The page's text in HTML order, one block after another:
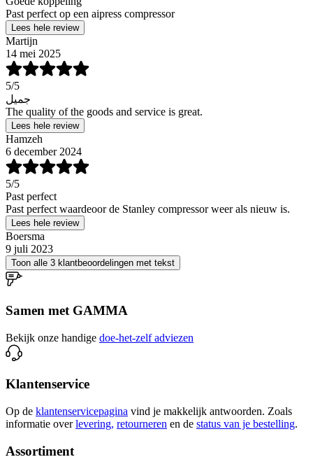
Past perfect op een aipress compressor
Lees hele review
Martijn
14 mei 2025
5/5
جميل
The quality of the goods and service is great.
Lees hele review
Hamzeh
6 december 2024
5/5
Past perfect
Past perfect waardeoor de Stanley compressor weer als nieuw is.
Lees hele review
Boersma
9 juli 2023
Toon alle 3 klantbeoordelingen met tekst
Samen met GAMMA
Bekijk onze handige doe-het-zelf adviezen
Klantenservice
Op de klantenservicepagina vind je makkelijk antwoorden. Zoals
informatie over levering, retourneren en de status van je bestelling.
Assortiment